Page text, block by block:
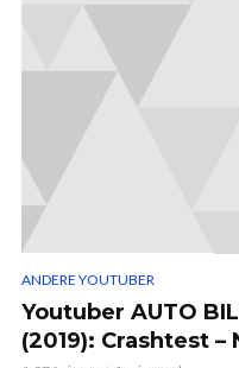
ANDERE YOUTUBER
Youtuber AUTO
(2019): Crashtest –